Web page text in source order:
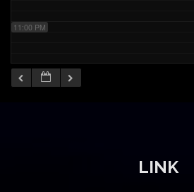
11:00 PM
LINK